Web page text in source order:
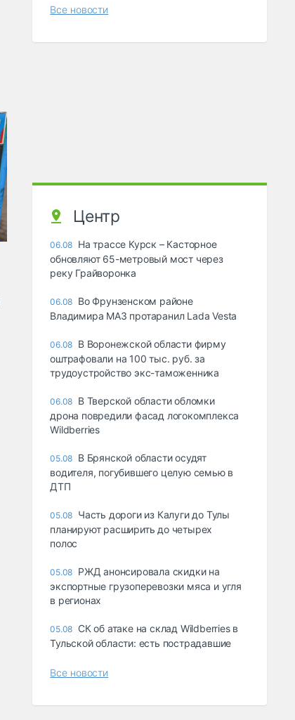
Все новости
Центр
06.08 На трассе Курск – Касторное
обновляют 65-метровый мост через
реку Грайворонка
06.08 Во Фрунзенском районе
Владимира МАЗ протаранил Lada Vesta
06.08 В Воронежской области фирму
оштрафовали на 100 тыс. руб. за
трудоустройство экс-таможенника
06.08 В Тверской области обломки
дрона повредили фасад логокомплекса
Wildberries
05.08 В Брянской области осудят
водителя, погубившего целую семью в
ДТП
05.08 Часть дороги из Калуги до Тулы
планируют расширить до четырех
полос
05.08 РЖД анонсировала скидки на
экспортные грузоперевозки мяса и угля
в регионах
05.08 СК об атаке на склад Wildberries в
Тульской области: есть пострадавшие
Все новости